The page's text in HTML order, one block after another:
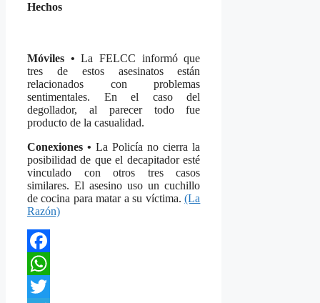
Hechos
Móviles •La FELCC informó que
tres de estos asesinatos están
relacionados con problemas
sentimentales. En el caso del
degollador, al parecer todo fue
producto de la casualidad.
Conexiones •La Policía no cierra la
posibilidad de que el decapitador esté
vinculado con otros tres casos
similares. El asesino uso un cuchillo
de cocina para matar a su víctima.(La
Razón)
Facebook
WhatsApp